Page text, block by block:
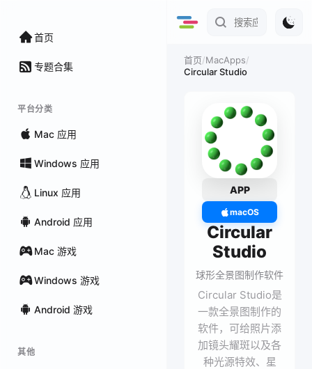
首页
专题合集
平台分类
Mac 应用
Windows 应用
Linux 应用
Android 应用
Mac 游戏
Windows 游戏
Android 游戏
其他
首页/MacApps/
Circular Studio
APP
macOS
Circular
Studio
球形全景图制作软件
Circular Studio是
一款全景图制作的
软件，可给照片添
加镜头耀斑以及各
种光源特效、星